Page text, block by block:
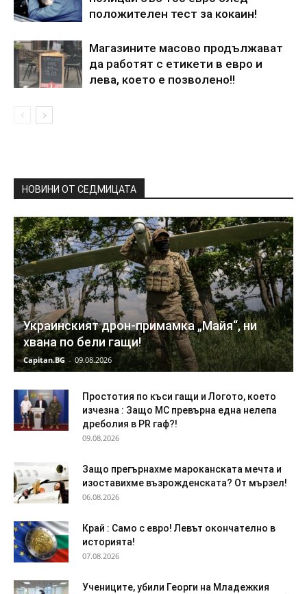
положителен тест за кокаин!
Магазините масово продължават
да работят с етикети в евро и
лева, което е позволено!!
НОВИНИ ОТ СЕДМИЦАТА
Украинският дрон-примамка „Майя“, ни
хвана по бели гащи!
Capitan.BG - 09.08.2026
Простотия по къси гащи и Логото, което
изчезна : Защо МС превърна една нелепа
дреболия в PR гаф?!
09.08.2026
Защо прегърнахме мароканската мечта и
изоставихме възрожденската? От мързел!
06.08.2026
Край : Само с евро! Левът окончателно в
историята!
07.08.2026
Учениците, убили Георги на Младежкия